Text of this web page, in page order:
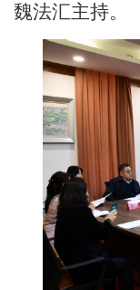
魏法汇主持。